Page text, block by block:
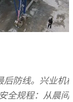
后防线。兴业机
全规程：从晨间